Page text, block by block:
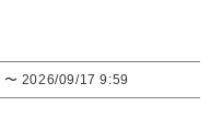
〜 2026/09/17 9:59